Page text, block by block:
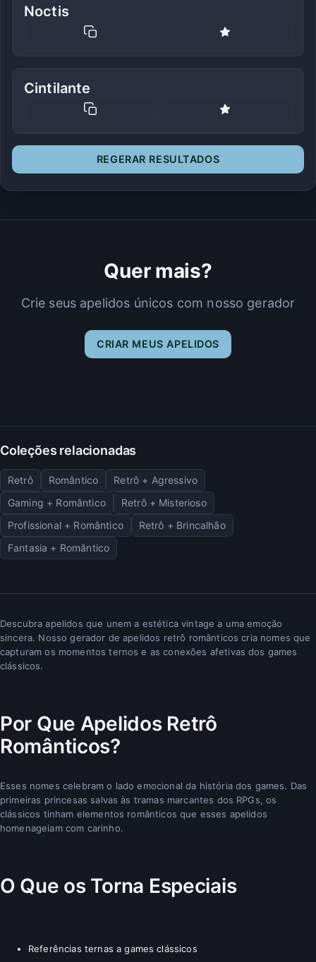
Noctis
Cintilante
REGERAR RESULTADOS
Quer mais?
Crie seus apelidos únicos com nosso gerador
CRIAR MEUS APELIDOS
Coleções relacionadas
Retrô Romântico
Retrô + Agressivo
Gaming + Romântico
Retrô + Misterioso
Profissional + Romântico
Retrô + Brincalhão
Fantasia + Romântico
Descubra apelidos que unem a estética vintage a uma emoção
sincera. Nosso gerador de apelidos retrô românticos cria nomes que
capturam os momentos ternos e as conexões afetivas dos games
clássicos.
Por Que Apelidos Retrô
Românticos?
Esses nomes celebram o lado emocional da história dos games. Das
primeiras princesas salvas às tramas marcantes dos RPGs, os
clássicos tinham elementos românticos que esses apelidos
homenageiam com carinho.
O Que os Torna Especiais
Referências ternas a games clássicos